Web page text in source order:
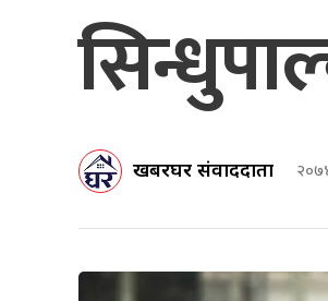
खबरघर संवाददाता